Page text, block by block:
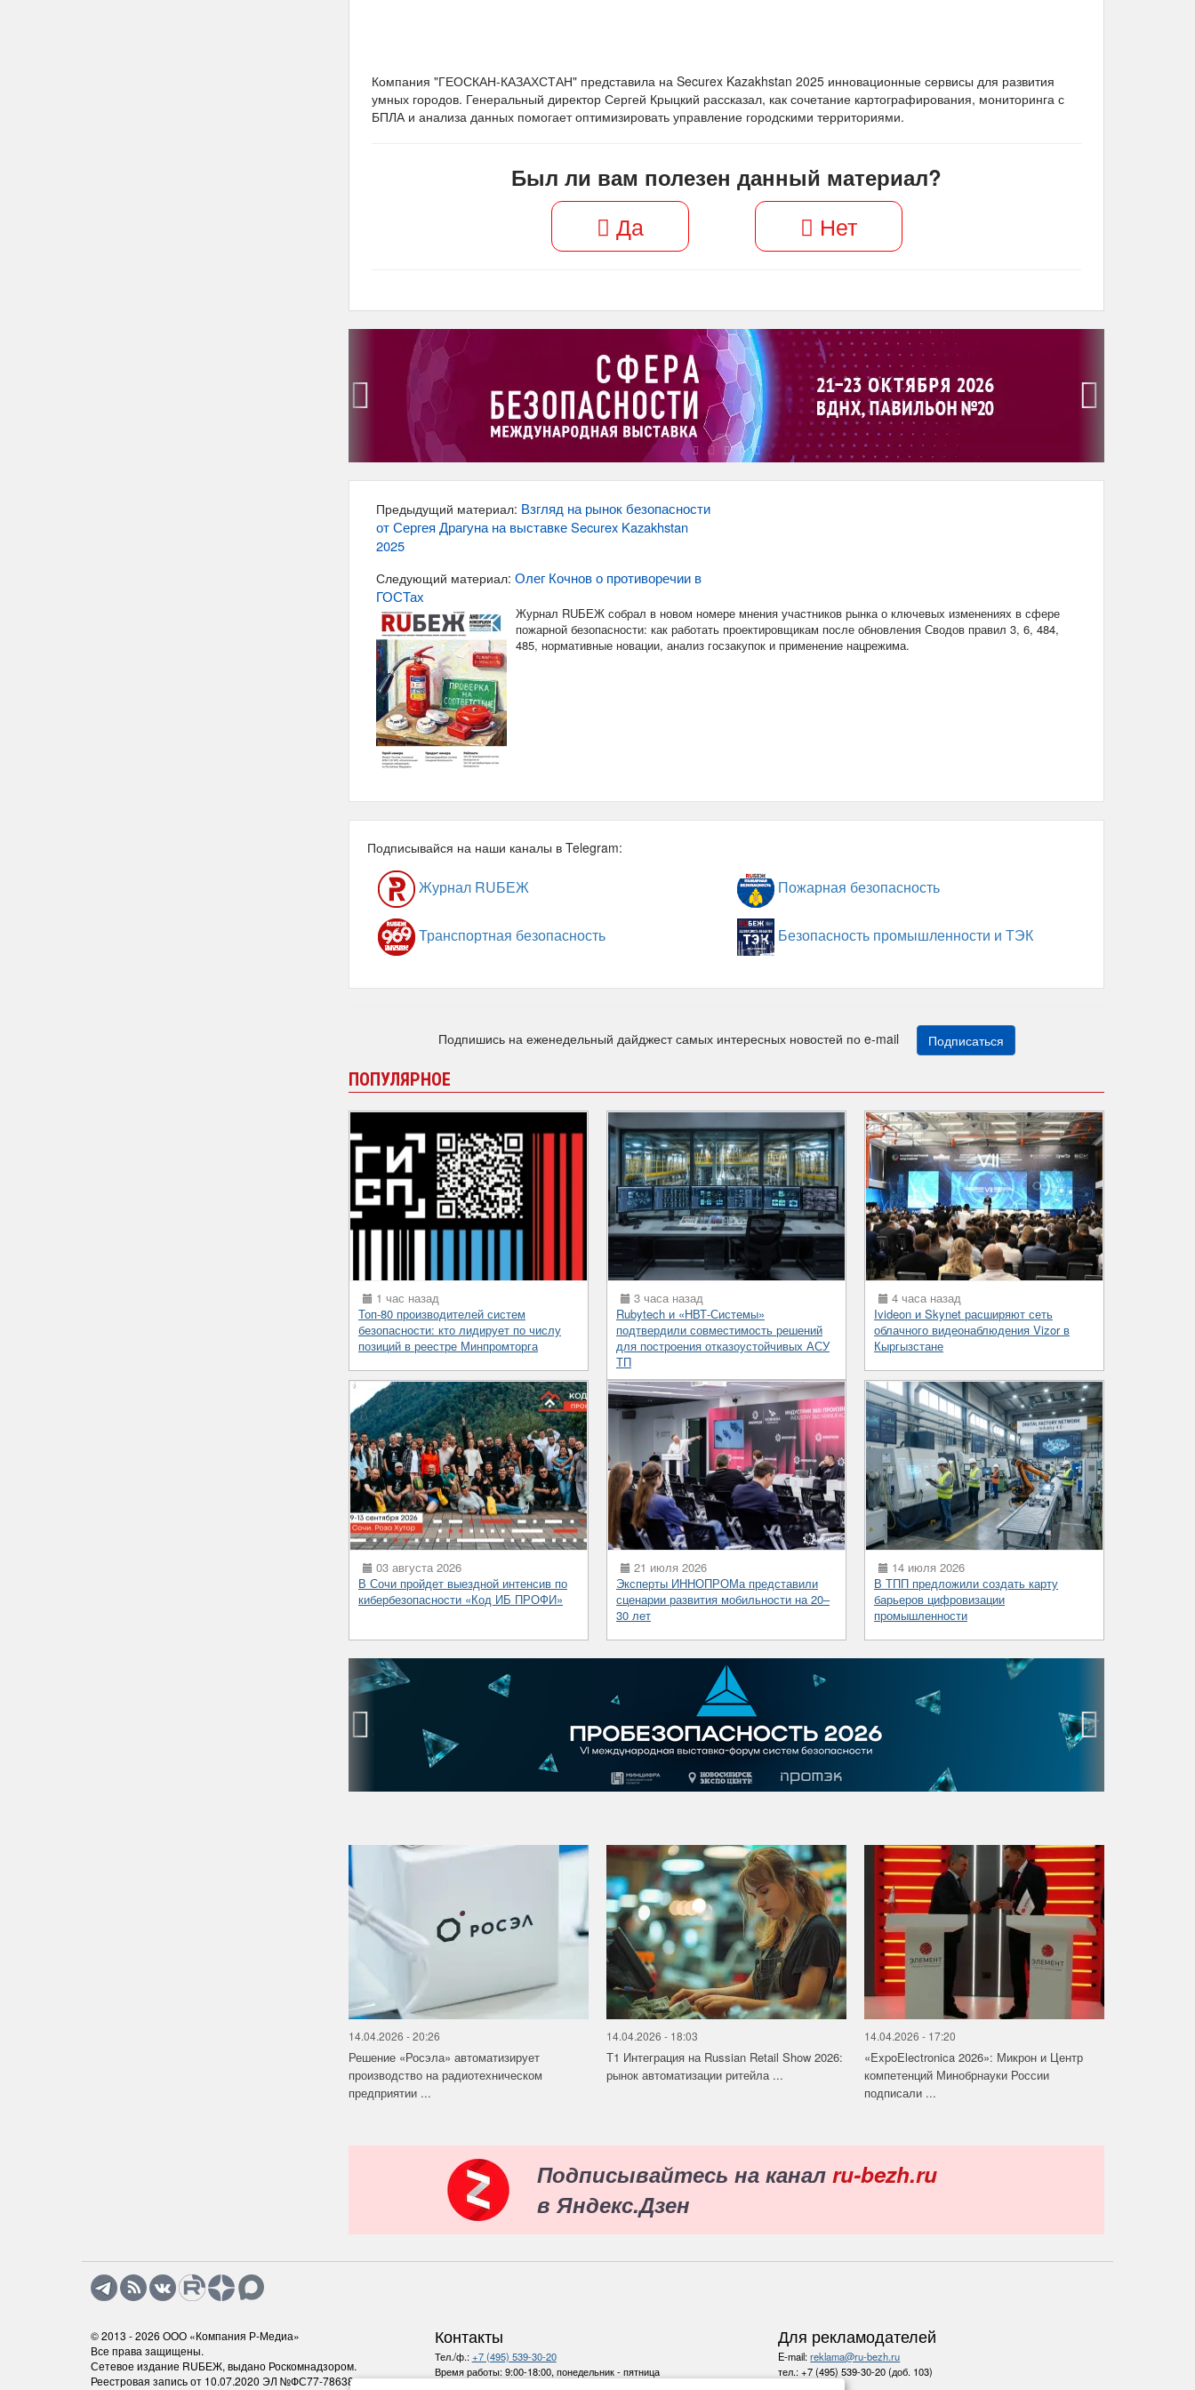
Компания "ГЕОСКАН-КАЗАХСТАН" представила на Securex Kazakhstan 2025 инновационные сервисы для развития
умных городов. Генеральный директор Сергей Крыцкий рассказал, как сочетание картографирования, мониторинга с
БПЛА и анализа данных помогает оптимизировать управление городскими территориями.
Был ли вам полезен данный материал?
Да Нет
‹
Предыдущий материал: Взгляд на рынок безопасности
от Сергея Драгуна на выставке Securex Kazakhstan
2025
Следующий материал: Олег Кочнов о противоречии в
ГОСТах
Журнал RUБЕЖ собрал в новом номере мнения участников рынка о ключевых изменениях в сфере
пожарной безопасности: как работать проектировщикам после обновления Сводов правил 3, 6, 484,
485, нормативные новации, анализ госзакупок и применение нацрежима.
Подписывайся на наши каналы в Telegram:
Журнал RUБЕЖ Пожарная безопасность
Транспортная безопасность Безопасность промышленности и ТЭК
Подпишись на еженедельный дайджест самых интересных новостей по e-mail Подписаться
ПОПУЛЯРНОЕ
1 час назад
Топ-80 производителей систем
безопасности: кто лидирует по числу
позиций в реестре Минпромторга
3 часа назад
Rubytech и «НВТ-Системы»
подтвердили совместимость решений
для построения отказоустойчивых АСУ
ТП
4 часа назад
Ivideon и Skynet расширяют сеть
облачного видеонаблюдения Vizor в
Кыргызстане
03 августа 2026
В Сочи пройдет выездной интенсив по
кибербезопасности «Код ИБ ПРОФИ»
21 июля 2026
Эксперты ИННОПРОМа представили
сценарии развития мобильности на 20–
30 лет
14 июля 2026
В ТПП предложили создать карту
барьеров цифровизации
промышленности
‹
14.04.2026 - 20:26
Решение «Росэла» автоматизирует
производство на радиотехническом
предприятии ...
14.04.2026 - 18:03
Т1 Интеграция на Russian Retail Show 2026:
рынок автоматизации ритейла ...
14.04.2026 - 17:20
«ExpoElectronica 2026»: Микрон и Центр
компетенций Минобрнауки России
подписали ...
Подписывайтесь на канал ru-bezh.ru
в Яндекс.Дзен
© 2013 - 2026 ООО «Компания Р-Медиа»
Все права защищены.
Сетевое издание RUБЕЖ, выдано Роскомнадзором.
Реестровая запись от 10.07.2020 ЭЛ №ФС77-78638
Контакты
Тел./ф.:+7 (495) 539-30-20
Время работы:9:00-18:00, понедельник - пятница
Для рекламодателей
E-mail:reklama@ru-bezh.ru
тел.:+7 (495) 539-30-20 (доб. 103)